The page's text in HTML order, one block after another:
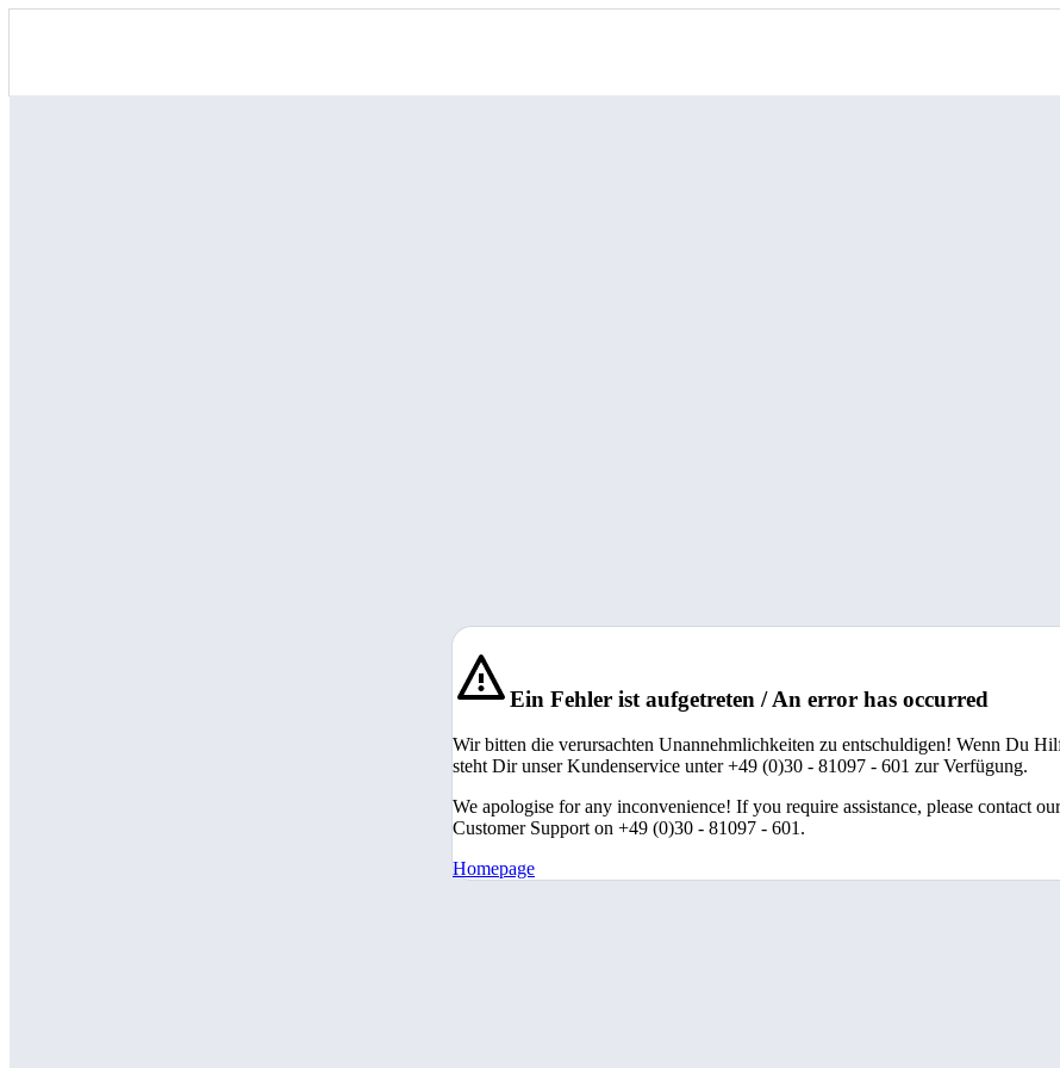
Ein Fehler ist aufgetreten / An error has occurred
Wir bitten die verursachten Unannehmlichkeiten zu entschuldigen! Wenn Du
steht Dir unser Kundenservice unter +49 (0)30 - 81097 - 601 zur Verfügung.
We apologise for any inconvenience! If you require assistance, please contact
Customer Support on +49 (0)30 - 81097 - 601.
Homepage